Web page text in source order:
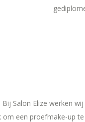
Salon Elize werken
een proefmake-up